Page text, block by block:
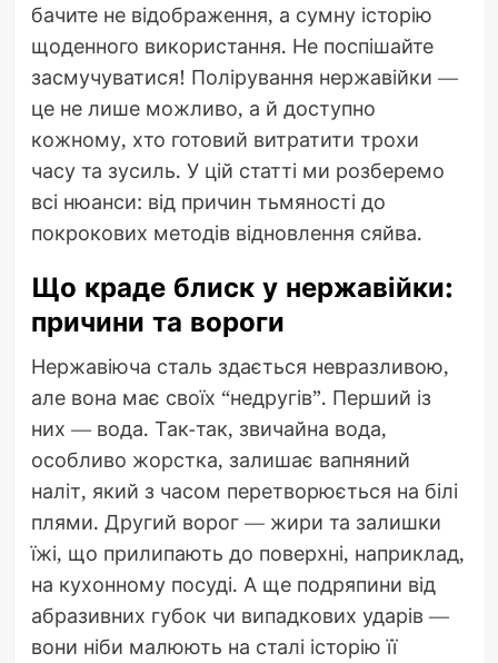
бачите не відображення, а сумну історію
щоденного використання. Не поспішайте
засмучуватися! Полірування нержавійки —
це не лише можливо, а й доступно
кожному, хто готовий витратити трохи
часу та зусиль. У цій статті ми розберемо
всі нюанси: від причин тьмяності до
покрокових методів відновлення сяйва.
Що краде блиск у нержавійки:
причини та вороги
Нержавіюча сталь здається невразливою,
але вона має своїх “недругів”. Перший із
них — вода. Так-так, звичайна вода,
особливо жорстка, залишає вапняний
наліт, який з часом перетворюється на білі
плями. Другий ворог — жири та залишки
їжі, що прилипають до поверхні, наприклад,
на кухонному посуді. А ще подряпини від
абразивних губок чи випадкових ударів —
вони ніби малюють на сталі історію її